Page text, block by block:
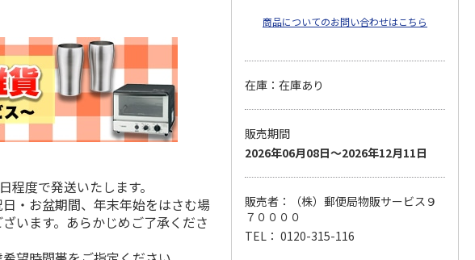
度で発送いたします。
・お盆期間、年末年始をはさむ場
います。あらかじめご了承くださ
商品についてのお問い合わせはこちら
在庫：在庫あり
販売期間
2026年06月08日～2026年12月11日
販売者：（株）郵便局物販サービス９
７００００
TEL： 0120-315-116